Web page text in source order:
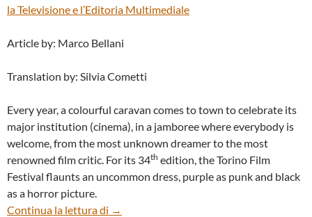
la Televisione e l’Editoria Multimediale
Article by: Marco Bellani
Translation by: Silvia Cometti
Every year, a colourful caravan comes to town to celebrate its
major institution (cinema), in a jamboree where everybody is
welcome, from the most unknown dreamer to the most
renowned film critic. For its 34th edition, the Torino Film
Festival flaunts an uncommon dress, purple as punk and black
as a horror picture.
Continua la lettura di
OPENING PRESS CONFERENCE OF
→